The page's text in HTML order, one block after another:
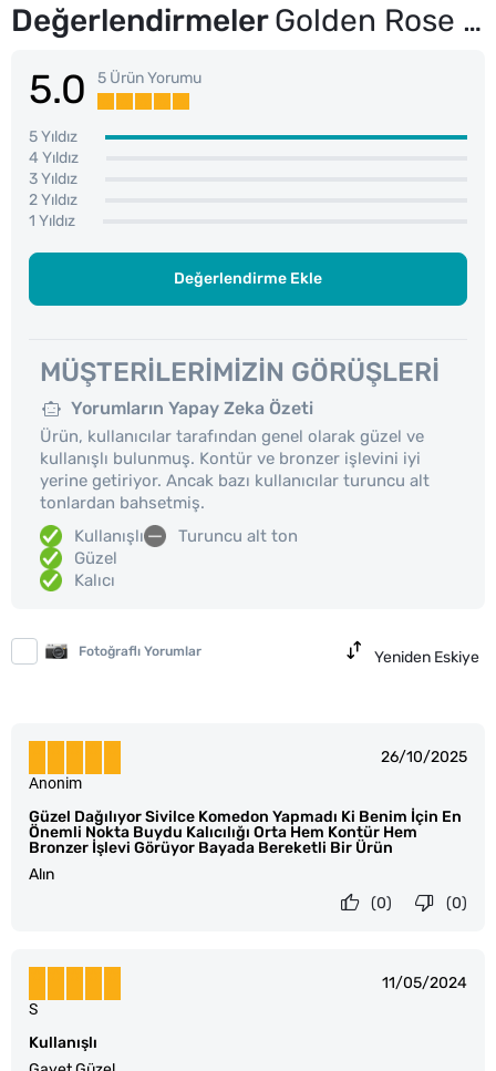
DeğerlendirmelerGolden Rose Contour Crayon No: 22
5.0 5 Ürün Yorumu
5 Yıldız
4 Yıldız
3 Yıldız
2 Yıldız
1 Yıldız
Değerlendirme Ekle
MÜŞTERILERIMIZIN GÖRÜŞLERI
Yorumların Yapay Zeka Özeti
Ürün, kullanıcılar tarafından genel olarak güzel ve
kullanışlı bulunmuş. Kontür ve bronzer işlevini iyi
yerine getiriyor. Ancak bazı kullanıcılar turuncu alt
tonlardan bahsetmiş.
Kullanışlı
Güzel
Kalıcı
Turuncu alt ton
Fotoğraflı Yorumlar Yeniden Eskiye
26/10/2025
Güzel Dağılıyor Sivilce Komedon Yapmadı Ki Benim İçin En
Önemli Nokta Buydu Kalıcılığı Orta Hem Kontür Hem
Bronzer İşlevi Görüyor Bayada Bereketli Bir Ürün
Alın
Anonim
(0)
(0)
11/05/2024
Kullanışlı
S